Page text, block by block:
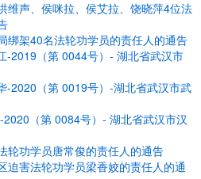
维声、侯咪拉、侯艾拉、饶晓萍4位法
绑架40名法轮功学员的责任人的通告
-2019（第 0044号）- 湖北省武汉市
-2020（第 0019号）-湖北省武汉市武
（第 0084号）- 湖北省武汉市汉
轮功学员唐常俊的责任人的通告
迫害法轮功学员梁香姣的责任人的通